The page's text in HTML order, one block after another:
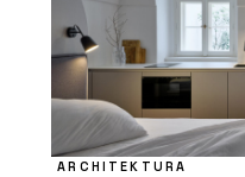
ARCHITEKTURA